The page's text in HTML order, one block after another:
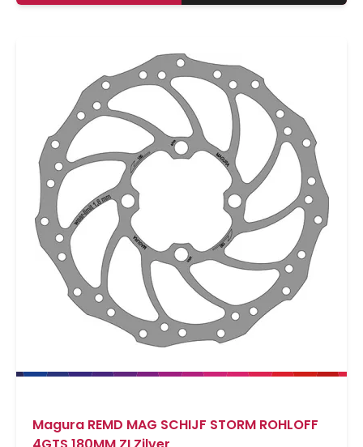
Magura REMD MAG SCHIJF STORM ROHLOFF